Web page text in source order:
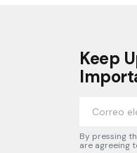
Keep
By pressing
are agreeing